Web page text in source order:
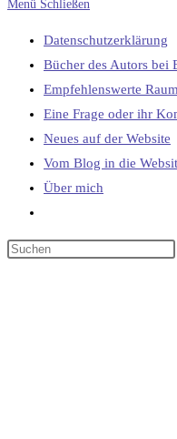
Menü Schließen
Datenschutzerklärung
Bücher des Autors bei
Empfehlenswerte
Eine Frage oder ihr
Neues auf der Website
Vom Blog in die
Über mich
umschalten